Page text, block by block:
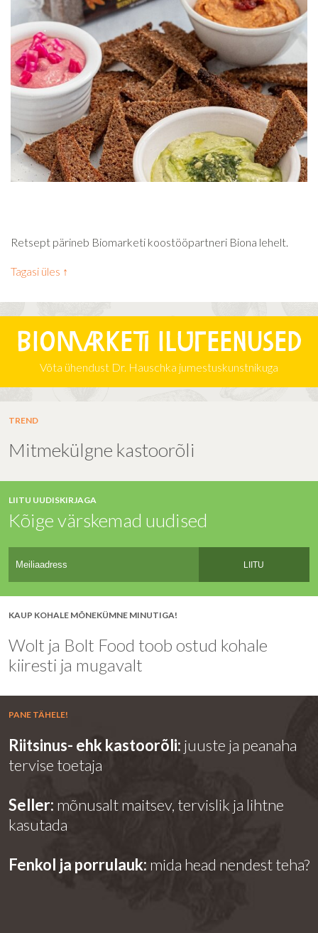
Retsept pärineb Biomarketi koostööpartneri Biona lehelt.
Tagasi üles ↑
Biomarketi iluteenused
Võta ühendust Dr. Hauschka jumestuskunstnikuga
TREND
Mitmekülgne kastoorõli
LIITU UUDISKIRJAGA
Kõige värskemad uudised
LIITU
KAUP KOHALE MÕNEKÜMNE MINUTIGA!
Wolt ja Bolt Food toob ostud kohale
kiiresti ja mugavalt
PANE TÄHELE!
Riitsinus- ehk kastoorõli: juuste ja peanaha
tervise toetaja
Seller: mõnusalt maitsev, tervislik ja lihtne
kasutada
Fenkol ja porrulauk: mida head nendest teha?